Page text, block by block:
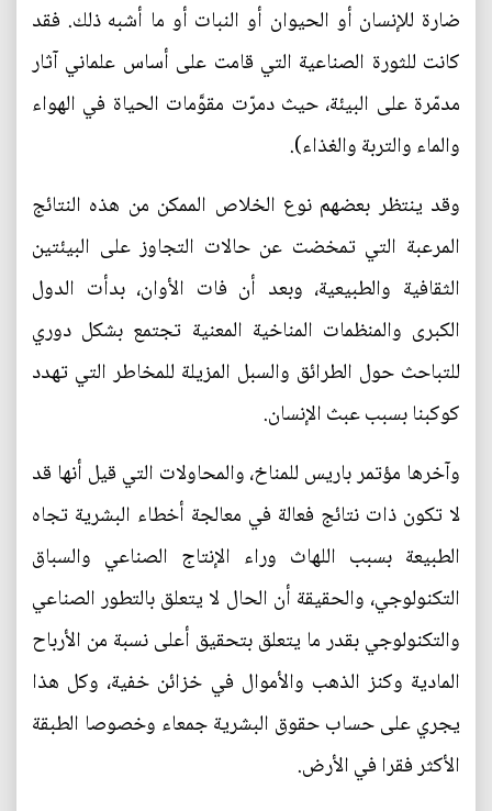
ضارة للإنسان أو الحيوان أو النبات أو ما أشبه ذلك. فقد
كانت للثورة الصناعية التي قامت على أساس علماني آثار
مدمّرة على البيئة، حيث دمرّت مقوَّمات الحياة في الهواء
والماء والتربة والغذاء).
وقد ينتظر بعضهم نوع الخلاص الممكن من هذه النتائج
المرعبة التي تمخضت عن حالات التجاوز على البيئتين
الثقافية والطبيعية، وبعد أن فات الأوان، بدأت الدول
الكبرى والمنظمات المناخية المعنية تجتمع بشكل دوري
للتباحث حول الطرائق والسبل المزيلة للمخاطر التي تهدد
كوكبنا بسبب عبث الإنسان.
وآخرها مؤتمر باريس للمناخ، والمحاولات التي قيل أنها قد
لا تكون ذات نتائج فعالة في معالجة أخطاء البشرية تجاه
الطبيعة بسبب اللهاث وراء الإنتاج الصناعي والسباق
التكنولوجي، والحقيقة أن الحال لا يتعلق بالتطور الصناعي
والتكنولوجي بقدر ما يتعلق بتحقيق أعلى نسبة من الأرباح
المادية وكنز الذهب والأموال في خزائن خفية، وكل هذا
يجري على حساب حقوق البشرية جمعاء وخصوصا الطبقة
الأكثر فقرا في الأرض.